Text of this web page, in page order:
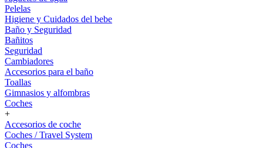
Pelelas
Higiene y Cuidados del bebe
Baño y Seguridad
Bañitos
Seguridad
Cambiadores
Accesorios para el baño
Toallas
Gimnasios y alfombras
Coches
+
Accesorios de coche
Coches / Travel System
Coches